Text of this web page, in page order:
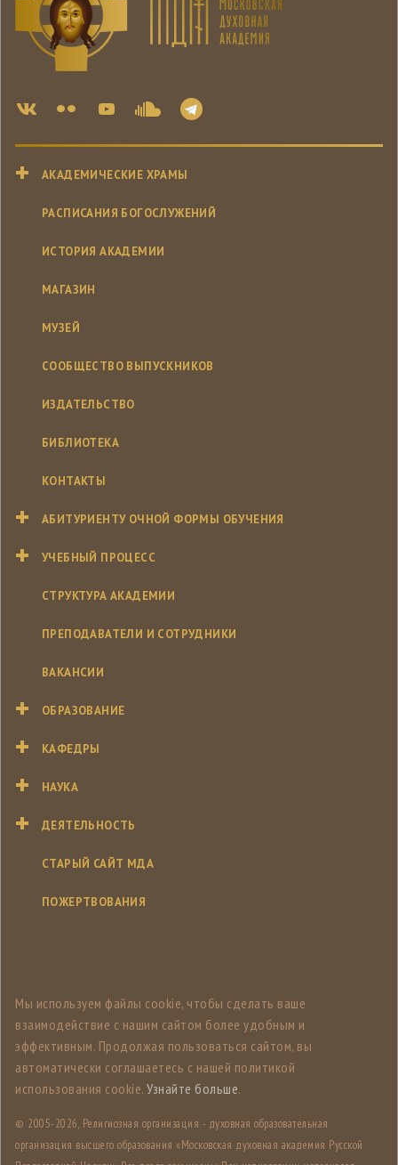
АКАДЕМИЧЕСКИЕ ХРАМЫ
РАСПИСАНИЯ БОГОСЛУЖЕНИЙ
ИСТОРИЯ АКАДЕМИИ
МАГАЗИН
МУЗЕЙ
СООБЩЕСТВО ВЫПУСКНИКОВ
ИЗДАТЕЛЬСТВО
БИБЛИОТЕКА
КОНТАКТЫ
АБИТУРИЕНТУ ОЧНОЙ ФОРМЫ ОБУЧЕНИЯ
УЧЕБНЫЙ ПРОЦЕСС
СТРУКТУРА АКАДЕМИИ
ПРЕПОДАВАТЕЛИ И СОТРУДНИКИ
ВАКАНСИИ
ОБРАЗОВАНИЕ
КАФЕДРЫ
НАУКА
ДЕЯТЕЛЬНОСТЬ
СТАРЫЙ САЙТ МДА
ПОЖЕРТВОВАНИЯ
Мы используем файлы cookie, чтобы сделать ваше
взаимодействие с нашим сайтом более удобным и
эффективным. Продолжая пользоваться сайтом, вы
автоматически соглашаетесь с нашей политикой
использования cookie. Узнайте больше.
© 2005-2026, Религиозная организация - духовная образовательная
организация высшего образования «Московская духовная академия Русской